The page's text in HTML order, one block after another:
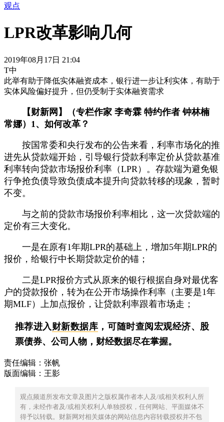
观点
LPR改革影响几何
2019年08月17日 21:04
T中
此举有助于降低实体融资成本，银行进一步让利实体，有助于
实体风险偏好提升，但仍受制于实体融资需求
【财新网】（专栏作家 李奇霖 特约作者 钟林楠
常娜）1、如何改革？
按国常委和央行发布的公告来看，利率市场化的推
进先从贷款端开始，引导银行贷款利率定价从贷款基准
利率转向贷款市场报价利率（LPR）。存款端为避免银
行争抢负债导致负债成本提升向贷款转移的现象，暂时
不变。
与之前的贷款市场报价利率相比，这一次贷款端的
定价有三大变化。
一是在原有1年期LPR的基础上，增加5年期LPR的
报价，给银行中长期贷款定价的锚；
二是LPR报价方式从原来的银行根据自身对最优客
户的贷款报价，转为在公开市场操作利率（主要是1年
期MLF）上加点报价，让贷款利率跟着市场走；
推荐进入 财新数据库 ，可随时查阅宏观经济、股
票债券、公司人物，财经数据尽在掌握。
责任编辑：张帆
版面编辑：王影
观点频道所发布文章及图片之版权属作者本人及/或相关权利人所
有，未经作者及/或相关权利人单独授权，任何网站、平面媒体不
得予以转载。财新网对相关媒体的网站信息内容转载授权并不包